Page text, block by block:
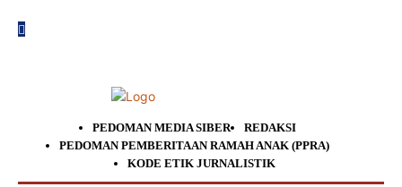
PEDOMAN MEDIA SIBER
REDAKSI
PEDOMAN PEMBERITAAN RAMAH ANAK (PPRA)
KODE ETIK JURNALISTIK